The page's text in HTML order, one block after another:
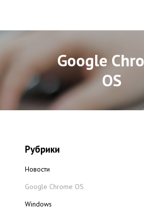
Google
OS
Рубрики
Новости
Google Chrome OS
Windows